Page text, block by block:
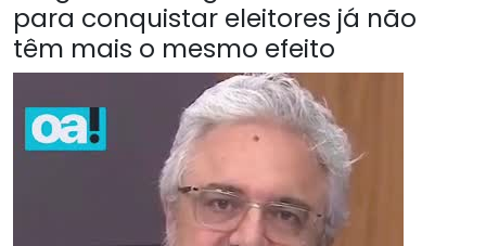
para conquistar eleitores já não
têm mais o mesmo efeito